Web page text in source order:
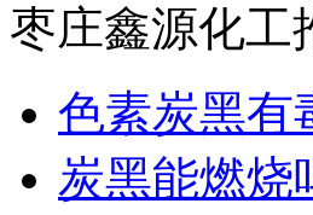
枣庄鑫源化工
色素炭黑有
炭黑能燃烧